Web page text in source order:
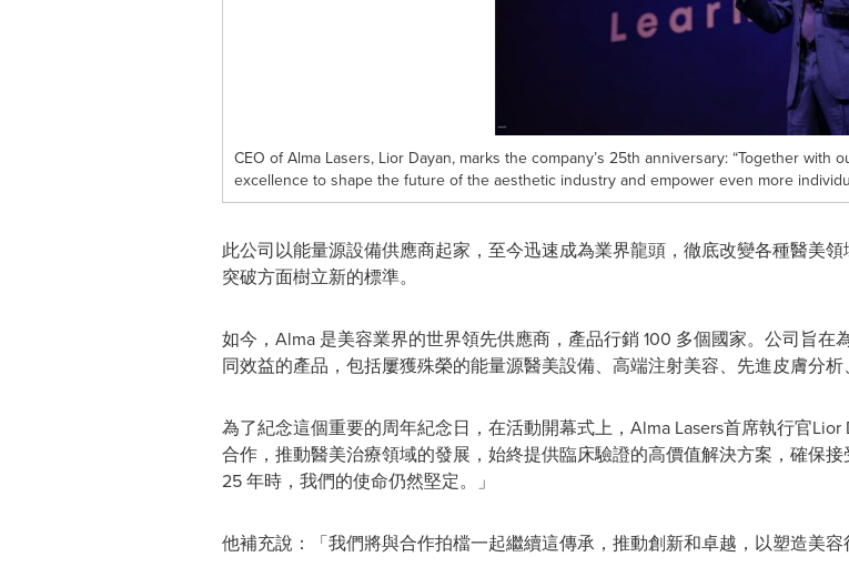
CEO of Alma Lasers, Lior Dayan, marks the company’s 25th anniversary: “Together
excellence to shape the future of the aesthetic industry and empower even more
此公司以能量源設備供應商起家，至今迅速成為業界龍頭，徹底改變各種醫美
突破方面樹立新的標準。
如今，Alma 是美容業界的世界領先供應商，產品行銷 100 多個國家。公司旨
同效益的產品，包括屢獲殊榮的能量源醫美設備、高端注射美容、先進皮膚分析
為了紀念這個重要的周年紀念日，在活動開幕式上，Alma Lasers首席執行官
合作，推動醫美治療領域的發展，始終提供臨床驗證的高價值解決方案，確保
25 年時，我們的使命仍然堅定。」
他補充說：「我們將與合作拍檔一起繼續這傳承，推動創新和卓越，以塑造美